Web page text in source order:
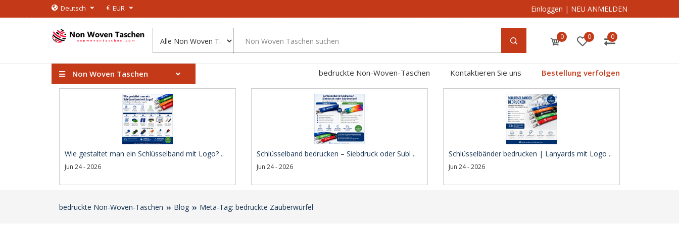
Deutsch € EUR Einloggen | NEU ANMELDEN
0 0 0
Non Woven Taschen bedruckte Non-Woven-Taschen Kontaktieren Sie uns Bestellung verfolgen
Wie gestaltet man ein Schlüsselband mit Logo? ..
Jun 24 - 2026
Schlüsselband bedrucken – Siebdruck oder Subl ..
Jun 24 - 2026
Schlüsselbänder bedrucken | Lanyards mit Logo ..
Jun 24 - 2026
bedruckte Non-Woven-Taschen Blog Meta-Tag: bedruckte Zauberwürfel